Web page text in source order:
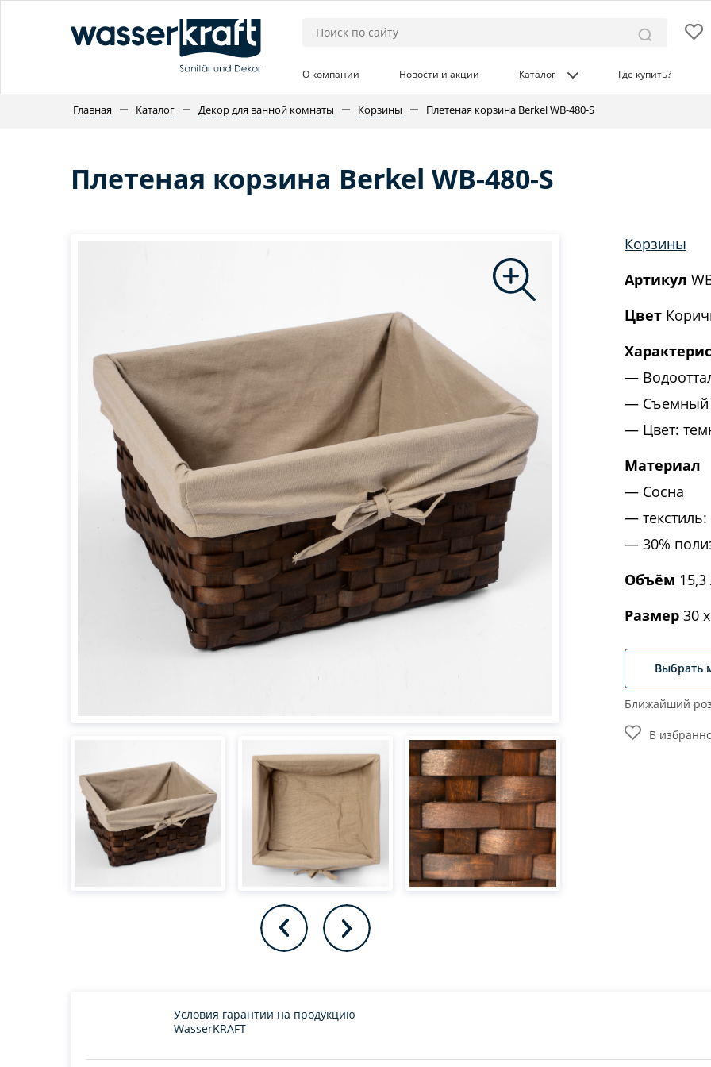
О компании Новости и акции Каталог Где купить?
Главная Каталог Декор для ванной комнаты Корзины Плетеная корзина Berkel WB-480-S
Плетеная корзина Berkel WB-480-S
Корзины
Артикул
Цвет
Съемный
Цвет:
Материал
Сосна
30%
Объём 15,3
Размер 30
Выбрать
Ближайший
В
Условия гарантии на продукцию
WasserKRAFT